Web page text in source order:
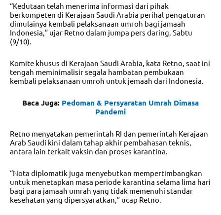
“Kedutaan telah menerima informasi dari pihak
berkompeten di Kerajaan Saudi Arabia perihal pengaturan
dimulainya kembali pelaksanaan umroh bagi jamaah
Indonesia,” ujar Retno dalam jumpa pers daring, Sabtu
(9/10).
Komite khusus di Kerajaan Saudi Arabia, kata Retno, saat ini
tengah meminimalisir segala hambatan pembukaan
kembali pelaksanaan umroh untuk jemaah dari Indonesia.
Baca Juga: Pedoman & Persyaratan Umrah Dimasa
Pandemi
Retno menyatakan pemerintah RI dan pemerintah Kerajaan
Arab Saudi kini dalam tahap akhir pembahasan teknis,
antara lain terkait vaksin dan proses karantina.
“Nota diplomatik juga menyebutkan mempertimbangkan
untuk menetapkan masa periode karantina selama lima hari
bagi para jamaah umrah yang tidak memenuhi standar
kesehatan yang dipersyaratkan,” ucap Retno.